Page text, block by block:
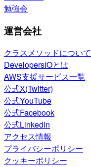
勉強会
運営会社
クラスメソッドについて
DevelopersIOとは
AWS支援サービス一覧
公式X(Twitter)
公式YouTube
公式Facebook
公式LinkedIn
アクセス情報
プライバシーポリシー
クッキーポリシー